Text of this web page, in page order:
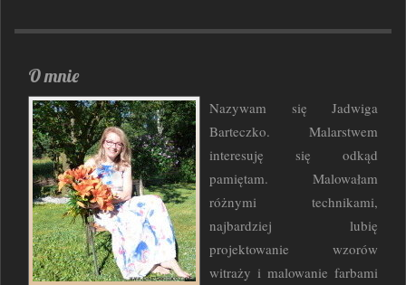
O mnie
Nazywam się Jadwiga
Barteczko. Malarstwem
interesuję się odkąd
pamiętam. Malowałam
różnymi technikami,
najbardziej lubię
projektowanie wzorów
witraży i malowanie farbami